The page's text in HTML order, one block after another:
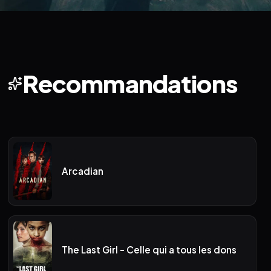
Recommandations
Arcadian
The Last Girl - Celle qui a tous les dons